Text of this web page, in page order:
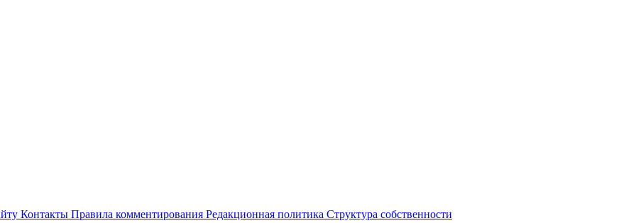
Контакты Правила комментирования Редакционная политика Структура собственности